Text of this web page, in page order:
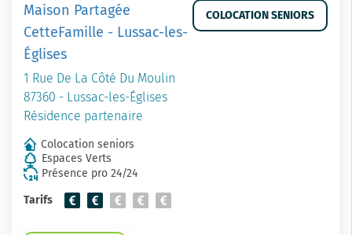
Maison Partagée
CetteFamille - Lussac-les-
Églises
1 Rue De La Côté Du Moulin
87360 - Lussac-les-Églises
Résidence partenaire
COLOCATION SENIORS
Colocation seniors
Espaces Verts
Présence pro 24/24
Tarifs